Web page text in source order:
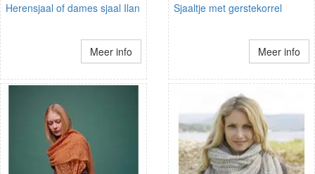
Herensjaal of dames sjaal Ilan
Meer info
Sjaaltje met gerstekorrel
Meer info